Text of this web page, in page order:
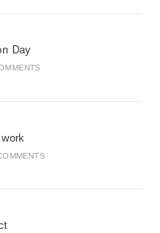
Day